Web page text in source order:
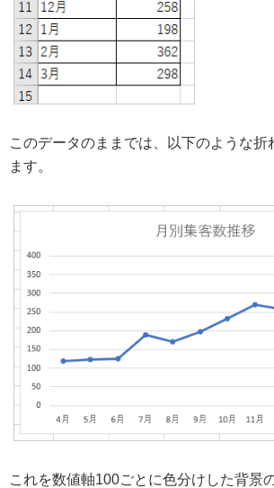
このデータのままでは、以下のような折
ます。
これを数値軸100ごとに色分けした背景